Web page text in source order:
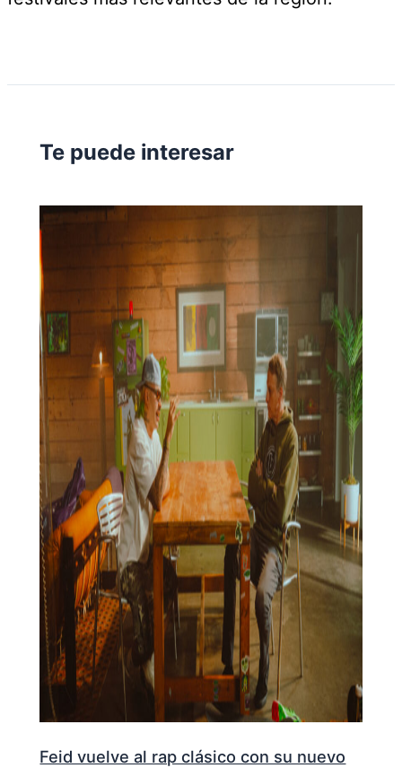
Te puede interesar
Feid vuelve al rap clásico con su nuevo